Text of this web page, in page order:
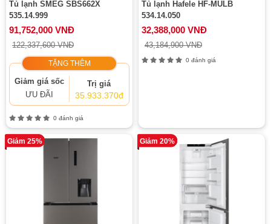
Tủ lạnh SMEG SBS662X
535.14.999
91,752,000 VNĐ
122,337,600 VNĐ
TẶNG THÊM
Giảm giá sốc
ƯU ĐÃI
Trị giá
35.933.370đ
0 đánh giá
Tủ lạnh Hafele HF-MULB
534.14.050
32,388,000 VNĐ
43,184,900 VNĐ
0 đánh giá
Giảm 25% Giảm 20%